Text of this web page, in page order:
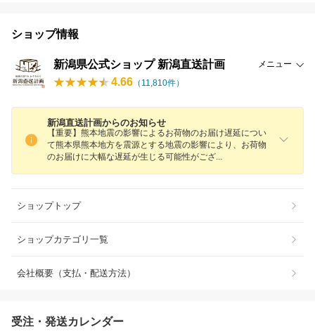
ショップ情報
新潟県公式ショップ 新潟直送計画 メニュー
4.66 （ 11,810件）
新潟直送計画からのお知らせ
【重要】熊本地震の影響によるお荷物のお届け遅延につい
て熊本県熊本地方を震源とする地震の影響により、お荷物
のお届けに大幅な遅延が生じる可能性がござ
ショップトップ
ショップカテゴリ一覧
会社概要（支払・配送方法）
受注・発送カレンダー